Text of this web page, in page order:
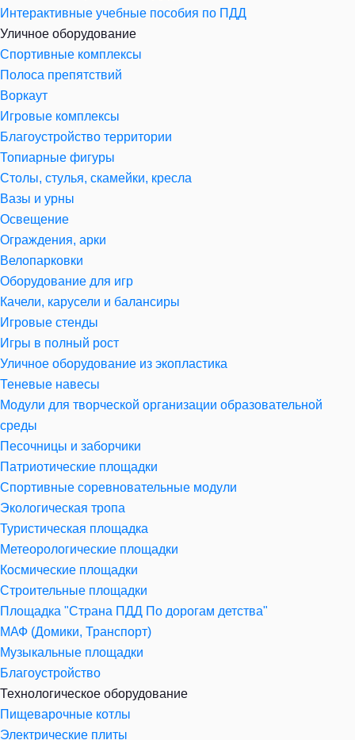
Интерактивные учебные пособия по ПДД
Уличное оборудование
Спортивные комплексы
Полоса препятствий
Воркаут
Игровые комплексы
Благоустройство территории
Топиарные фигуры
Столы, стулья, скамейки, кресла
Вазы и урны
Освещение
Ограждения, арки
Велопарковки
Оборудование для игр
Качели, карусели и балансиры
Игровые стенды
Игры в полный рост
Уличное оборудование из экопластика
Теневые навесы
Модули для творческой организации образовательной
среды
Песочницы и заборчики
Патриотические площадки
Спортивные соревновательные модули
Экологическая тропа
Туристическая площадка
Метеорологические площадки
Космические площадки
Строительные площадки
Площадка "Страна ПДД По дорогам детства"
МАФ (Домики, Транспорт)
Музыкальные площадки
Благоустройство
Технологическое оборудование
Пищеварочные котлы
Электрические плиты